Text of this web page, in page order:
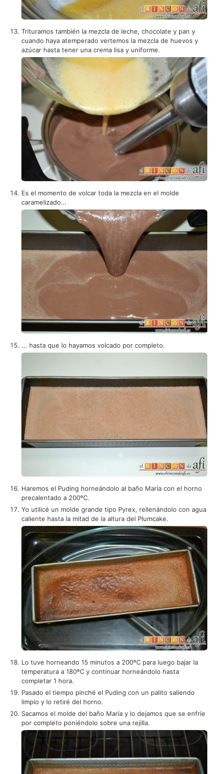
Trituramos también la mezcla de leche, chocolate y pan y
cuando haya atemperado vertemos la mezcla de huevos y
azúcar hasta tener una crema lisa y uniforme.
Es el momento de volcar toda la mezcla en el molde
caramelizado...
... hasta que lo hayamos volcado por completo.
Haremos el Puding horneándolo al baño María con el horno
precalentado a 200ºC.
Yo utilicé un molde grande tipo Pyrex, rellenándolo con agua
caliente hasta la mitad de la altura del Plumcake.
Lo tuve horneando 15 minutos a 200ºC para luego bajar la
temperatura a 180ºC y continuar horneándolo hasta
completar 1 hora.
Pasado el tiempo pinché el Puding con un palito saliendo
limpio y lo retiré del horno.
Sacamos el molde del baño María y lo dejamos que se enfríe
por completo poniéndolo sobre una rejilla.